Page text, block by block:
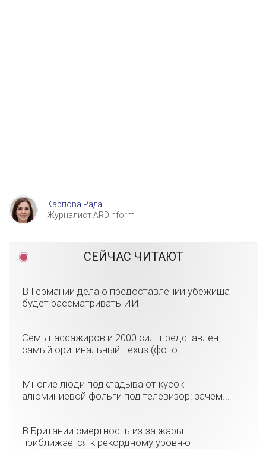
Карпова Рада
Журналист ARDinform
СЕЙЧАС ЧИТАЮТ
В Германии дела о предоставлении убежища
будет рассматривать ИИ
Семь пассажиров и 2000 сил: представлен
самый оригинальный Lexus (фото...
Многие люди подкладывают кусок
алюминиевой фольги под телевизор: зачем...
В Британии смертность из-за жары
приближается к рекордному уровню